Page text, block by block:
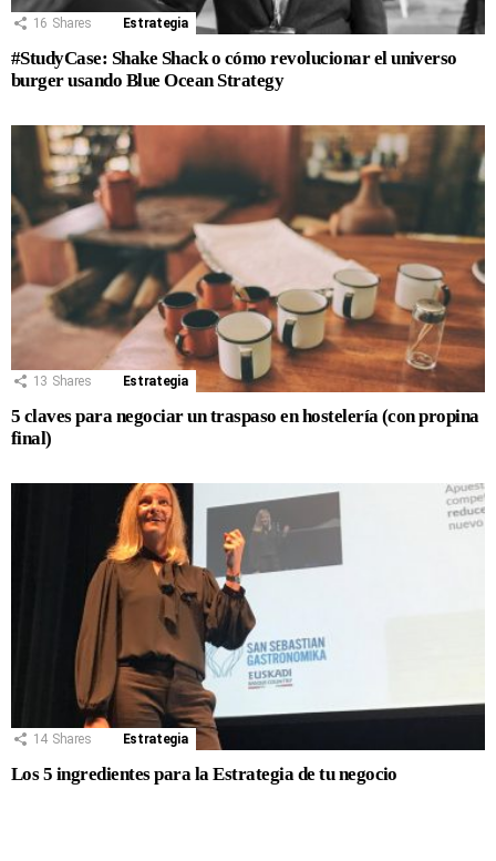
16 Shares Estrategia
#StudyCase: Shake Shack o cómo revolucionar el universo
burger usando Blue Ocean Strategy
13 Shares Estrategia
5 claves para negociar un traspaso en hostelería (con propina
final)
14 Shares Estrategia
Los 5 ingredientes para la Estrategia de tu negocio